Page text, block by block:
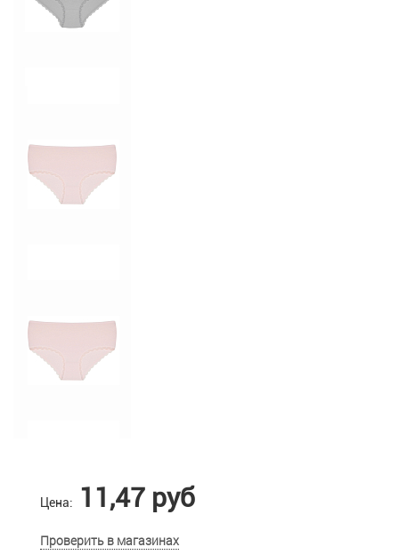
Цена: 11,47 руб
Проверить в магазинах